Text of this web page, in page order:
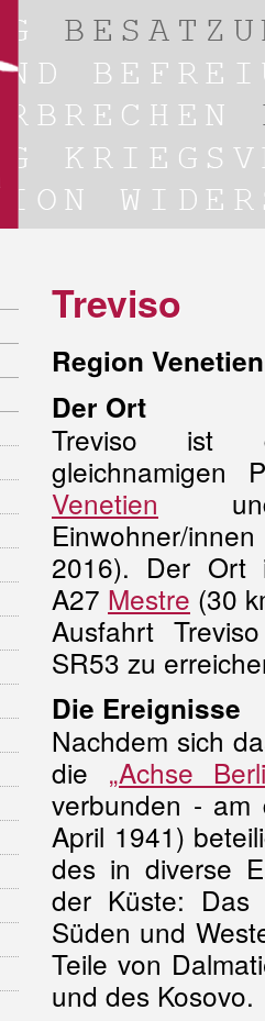
Treviso
Region
Der Ort
Treviso ist
gleichnamigen
Venetien
Einwohner/
2016). Der Ort
A27 Mestre (30
Ausfahrt
SR53 zu
Die Ereignisse
Nachdem sich
die „Achse
verbunden - am
April 1941)
des in diverse
der Küste: Das
Süden und
Teile von
und des Kosovo.